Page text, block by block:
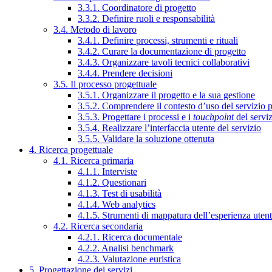
3.3.1. Coordinatore di progetto
3.3.2. Definire ruoli e responsabilità
3.4. Metodo di lavoro
3.4.1. Definire processi, strumenti e rituali
3.4.2. Curare la documentazione di progetto
3.4.3. Organizzare tavoli tecnici collaborativi
3.4.4. Prendere decisioni
3.5. Il processo progettuale
3.5.1. Organizzare il progetto e la sua gestione
3.5.2. Comprendere il contesto d’uso del servizio
3.5.3. Progettare i processi e i touchpointdel
3.5.4. Realizzare l’interfaccia utente del servizio
3.5.5. Validare la soluzione ottenuta
4. Ricerca progettuale
4.1. Ricerca primaria
4.1.1. Interviste
4.1.2. Questionari
4.1.3. Test di usabilità
4.1.4. Web analytics
4.1.5. Strumenti di mappatura dell’esperienza
4.2. Ricerca secondaria
4.2.1. Ricerca documentale
4.2.2. Analisi benchmark
4.2.3. Valutazione euristica
5. Progettazione dei servizi